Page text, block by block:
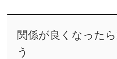
関係が良くなった
う